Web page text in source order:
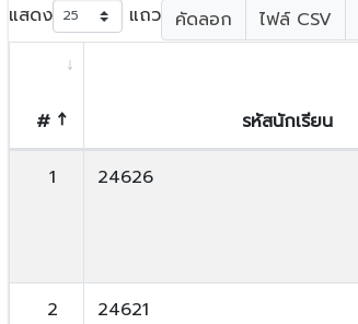
แสดง แถว คัดลอก ไฟล์ CSV
# รหัสนักเรียน
1 24626
2 24621